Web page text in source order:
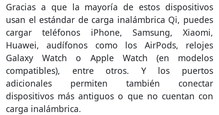
Gracias a que la mayoría de estos dispositivos
usan el estándar de carga inalámbrica Qi, puedes
cargar teléfonos iPhone, Samsung, Xiaomi,
Huawei, audífonos como los AirPods, relojes
Galaxy Watch o Apple Watch (en modelos
compatibles), entre otros. Y los puertos
adicionales permiten también conectar
dispositivos más antiguos o que no cuentan con
carga inalámbrica.